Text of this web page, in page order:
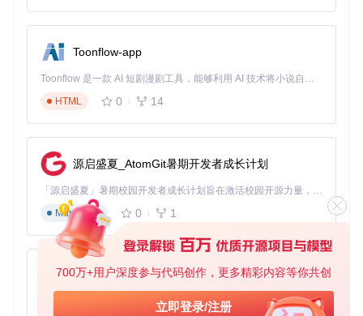
700万+用户深度参与代码创作，更多精彩内容等你共创
立即登录/注册
环境准备与安装
系统要求
：
Python 3.7+环境
至少4GB内存（推荐8GB以上）
git clone
voicefixer
注意事项：
国内用户建议使用镜像源加速pip安装
如需GPU支持，需确保已安装对应版本的CUDA Toolkit
首次运行会自动下载预训练模型（约500MB），请确保网
Toonflow-app
Toonflow 是一款 AI 短剧漫剧工具，能够利用 AI 技术将小说自动转化为剧本，并结合 AI 生成的图片和视频，实现高效的短剧创作。借助 Toonflow，可以轻松完成从文字到影像的全流程，让短剧制作变得更加智能与便捷。
HTML
0 14
源启盛夏_AtomGit暑期开发者成长计划
「源启盛夏」暑期校园开发者成长计划旨在激活校园开源力量，通过积分激励、认证扶持、资源倾斜等形式，引导高校组织和开发者完成「入驻 — 建项目 — 做贡献 — 获认证 — 得资源」的完整闭环。无论你是想带领社团入驻平台的组织者，还是希望用代码贡献证明自己的开发者，都能在这里找到属于你的成长路径。
Markdown
0 1
AionUi
免费、本地、开源的 24/7 全天候 Cowork 应用，以及适用于 Gemini CLI、Claude Code、Codex、OpenCode、Qwen Code、Goose CLI、Auggie 等的 OpenClaw | 🌟 喜欢就点star吧